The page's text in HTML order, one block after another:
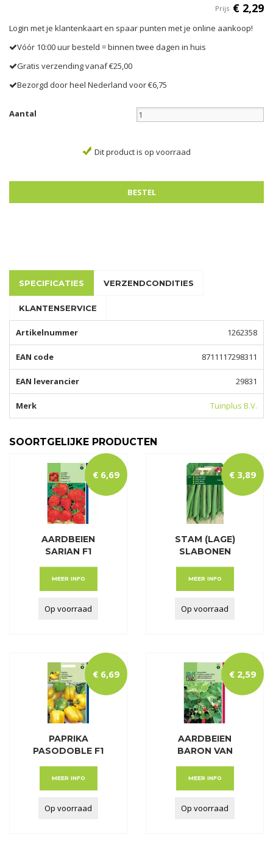
Prijs € 2,29
Login met je klantenkaart en spaar punten met je online aankoop!
Vóór 10:00 uur besteld = binnen twee dagen in huis
Gratis verzending vanaf €25,00
Bezorgd door heel Nederland voor €6,75
Aantal
Dit product is op voorraad
SPECIFICATIES VERZENDCONDITIES
KLANTENSERVICE
Artikelnummer 1262358
EAN code 8711117298311
EAN leverancier 29831
Merk Tuinplus B.V.
SOORTGELIJKE PRODUCTEN
AARDBEIEN
SARIAN F1
€ 6,69
MEER INFO
Op voorraad
STAM (LAGE)
SLABONEN
€ 3,89
MEER INFO
Op voorraad
PAPRIKA
PASODOBLE F1
€ 6,69
MEER INFO
Op voorraad
AARDBEIEN
BARON VAN
€ 2,59
MEER INFO
Op voorraad